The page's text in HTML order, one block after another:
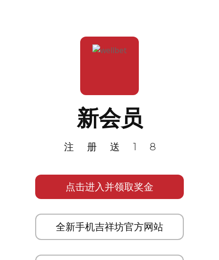
新会员
注册送18
点击进入并领取奖金
全新手机吉祥坊官方网站